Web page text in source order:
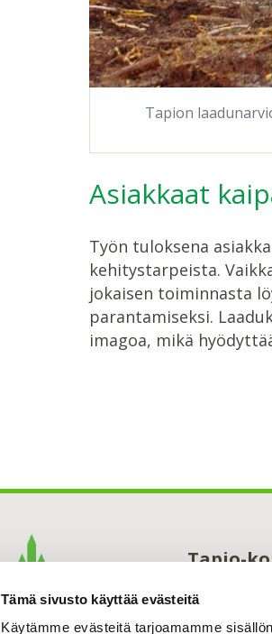
Tämä sivusto käyttää evästeitä
Käytämme evästeitä tarjoamamme
Tapion
Asiakkaat
Työn tuloksena
kehitystarpeista.
jokaisen toiminnasta
parantamiseksi.
imagoa, mikä
Tapio-
00240
0294 32